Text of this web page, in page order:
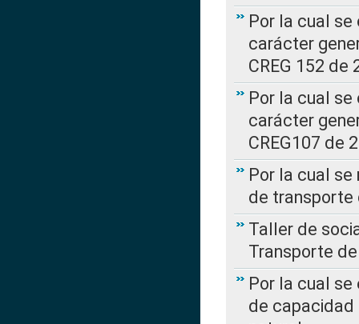
Por la cual
carácter
CREG 152 de
Por la cual
carácter
CREG107 de
Por la cual
de transporte
Taller de
Transporte
Por la cual
de capacidad